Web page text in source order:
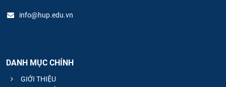
info@hup.edu.vn
DANH MỤC CHÍNH
GIỚI THIỆU